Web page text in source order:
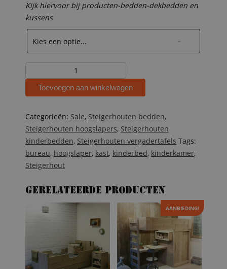
Kijk hiervoor bij producten-bedden-dekbedden en
kussens
hoogslaper
Harry
aantal
Toevoegen aan winkelwagen
Categorieën: Sale, Steigerhouten bedden,
Steigerhouten hoogslapers, Steigerhouten
kinderbedden, Steigerhouten vergadertafels Tags:
bureau, hoogslaper, kast, kinderbed, kinderkamer,
Steigerhout
Gerelateerde producten
AANBIEDING!